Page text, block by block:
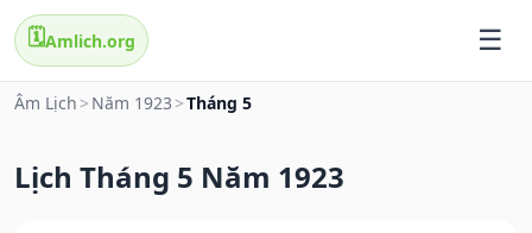
🗓️Amlich.org
Âm Lịch > Năm 1923 >Tháng 5
Lịch Tháng 5 Năm 1923